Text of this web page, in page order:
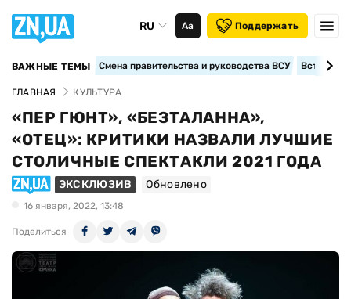
RU Аа Поддержать
ВАЖНЫЕ ТЕМЫ Смена правительства и руководства ВСУ
ГЛАВНАЯ КУЛЬТУРА
«ПЕР ГЮНТ», «БЕЗТАЛАННА»,
«ОТЕЦ»: КРИТИКИ НАЗВАЛИ ЛУЧШИЕ
СТОЛИЧНЫЕ СПЕКТАКЛИ 2021 ГОДА
ЭКСКЛЮЗИВ Обновлено
16 января, 2022, 13:48
Поделиться